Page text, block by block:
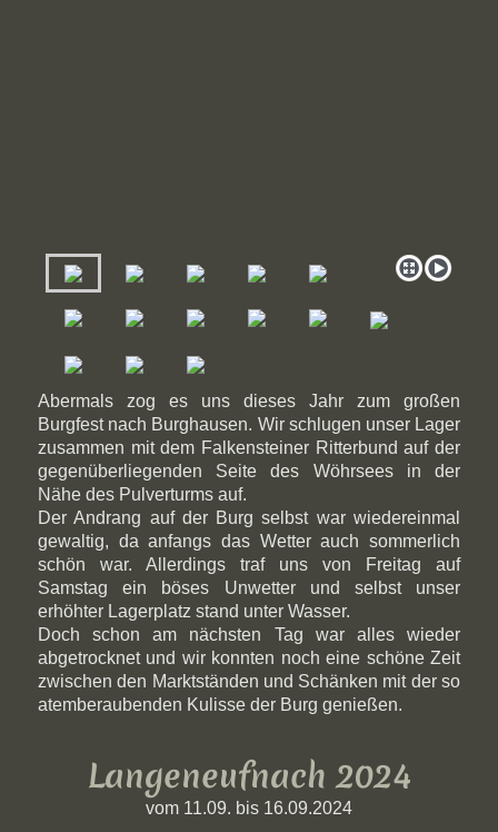
Abermals zog es uns dieses Jahr zum großen
Burgfest nach Burghausen. Wir schlugen unser Lager
zusammen mit dem Falkensteiner Ritterbund auf der
gegenüberliegenden Seite des Wöhrsees in der
Nähe des Pulverturms auf.
Der Andrang auf der Burg selbst war wiedereinmal
gewaltig, da anfangs das Wetter auch sommerlich
schön war. Allerdings traf uns von Freitag auf
Samstag ein böses Unwetter und selbst unser
erhöhter Lagerplatz stand unter Wasser.
Doch schon am nächsten Tag war alles wieder
abgetrocknet und wir konnten noch eine schöne Zeit
zwischen den Marktständen und Schänken mit der so
atemberaubenden Kulisse der Burg genießen.
Langeneufnach 2024
vom 11.09. bis 16.09.2024